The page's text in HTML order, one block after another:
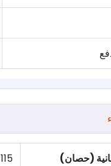
(حصان) 115 حصان